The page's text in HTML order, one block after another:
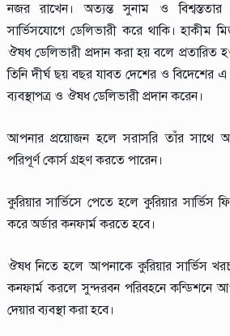
নজর রাখেন। অত্যন্ত সুনাম ও বিশ্বস্ততার
সার্ভিসযোগে ডেলিভারী করে থাকি। হাকীম
ঔষধ ডেলিভারী প্রদান করা হয় বলে প্রতারিত
তিনি দীর্ঘ ছয় বছর যাবত দেশের ও বিদেশের
ব্যবস্থাপত্র ও ঔষধ ডেলিভারী প্রদান করেন।
আপনার প্রয়োজন হলে সরাসরি তাঁর সাথে
পরিপূর্ণ কোর্স গ্রহণ করতে পারেন।
কুরিয়ার সার্ভিসে পেতে হলে কুরিয়ার সার্ভিস
করে অর্ডার কনফার্ম করতে হবে।
ঔষধ নিতে হলে আপনাকে কুরিয়ার সার্ভিস
কনফার্ম করলে সুন্দরবন পরিবহনে কন্ডিশনে
দেয়ার ব্যবস্থা করা হবে।